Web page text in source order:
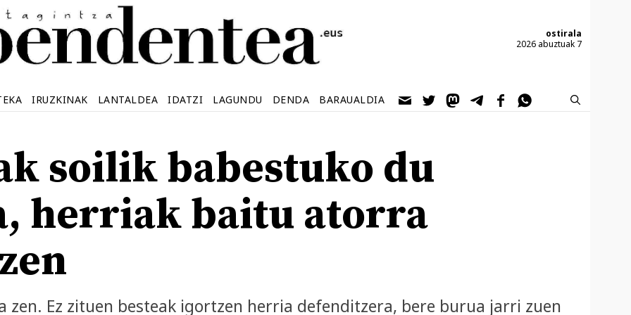
ostirala
2026 abuztuak 7
IRUZKINAK LANTALDEA IDATZI LAGUNDU DENDA BARAUALDIA
soilik babestuko du
herriak baitu atorra
zen. Ez zituen besteak igortzen herria defenditzera, bere burua jarri zuen